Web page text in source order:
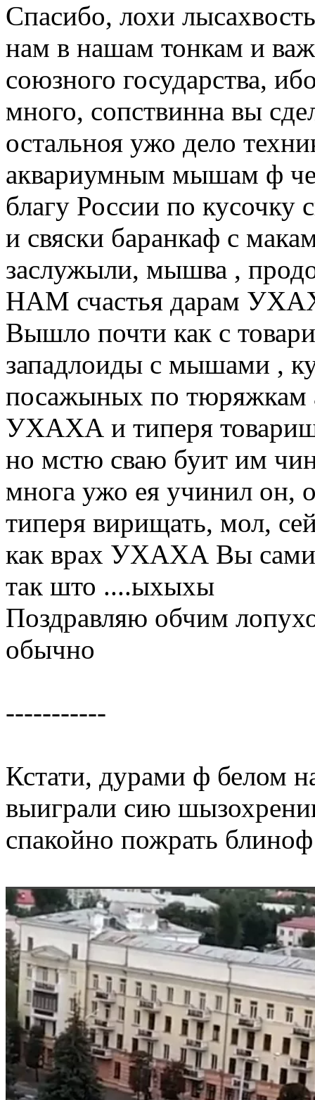
Спасибо, лохи
нам в нашам тонкам и
союзного государства,
много, сопствинна вы
остальноя ужо дело
аквариумным мышам ф
благу России по
и свяски баранкаф с
заслужыли, мышва ,
НАМ счастья дарам
Вышло почти как с
западлоиды с мышами ,
посажыных по
УХАХА и типеря
но мстю сваю буит им
многа ужо ея учинил он,
типеря вирищать, мол,
как врах УХАХА Вы сами
так што ....ыхыхы
Поздравляю обчим
обычно
-----------
Кстати, дурами ф белом
выиграли сию
спакойно пожрать